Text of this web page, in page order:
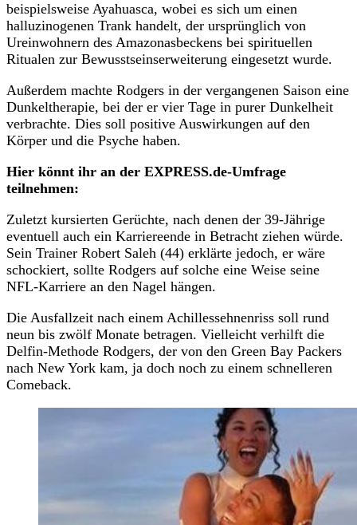
beispielsweise Ayahuasca, wobei es sich um einen
halluzinogenen Trank handelt, der ursprünglich von
Ureinwohnern des Amazonasbeckens bei spirituellen
Ritualen zur Bewusstseinserweiterung eingesetzt wurde.
Außerdem machte Rodgers in der vergangenen Saison eine
Dunkeltherapie, bei der er vier Tage in purer Dunkelheit
verbrachte. Dies soll positive Auswirkungen auf den
Körper und die Psyche haben.
Hier könnt ihr an der EXPRESS.de-Umfrage
teilnehmen:
Zuletzt kursierten Gerüchte, nach denen der 39-Jährige
eventuell auch ein Karriereende in Betracht ziehen würde.
Sein Trainer Robert Saleh (44) erklärte jedoch, er wäre
schockiert, sollte Rodgers auf solche eine Weise seine
NFL-Karriere an den Nagel hängen.
Die Ausfallzeit nach einem Achillessehnenriss soll rund
neun bis zwölf Monate betragen. Vielleicht verhilft die
Delfin-Methode Rodgers, der von den Green Bay Packers
nach New York kam, ja doch noch zu einem schnelleren
Comeback.